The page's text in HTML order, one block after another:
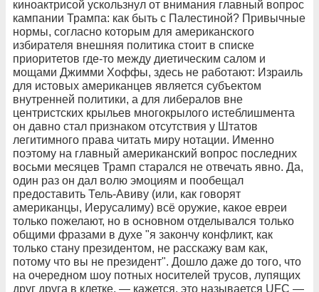
киноактрисой ускользнул от внимания главный вопрос
кампании Трампа: как быть с Палестиной? Привычные
нормы, согласно которым для американского
избирателя внешняя политика стоит в списке
приоритетов где-то между диетическим салом и
мощами Джимми Хоффы, здесь не работают: Израиль
для истовых американцев является субъектом
внутренней политики, а для либералов вне
центристских крыльев многокрылого истеблишмента
он давно стал признаком отсутствия у Штатов
легитимного права читать миру нотации. Именно
поэтому на главный американский вопрос последних
восьми месяцев Трамп старался не отвечать явно. Да,
один раз он дал волю эмоциям и пообещал
предоставить Тель-Авиву (или, как говорят
американцы, Иерусалиму) всё оружие, какое евреи
только пожелают, но в основном отделывался только
общими фразами в духе "я закончу конфликт, как
только стану президентом, не расскажу вам как,
потому что вы не президент". Дошло даже до того, что
на очередном шоу потных носителей трусов, лупящих
друг друга в клетке, — кажется, это называется UFC —